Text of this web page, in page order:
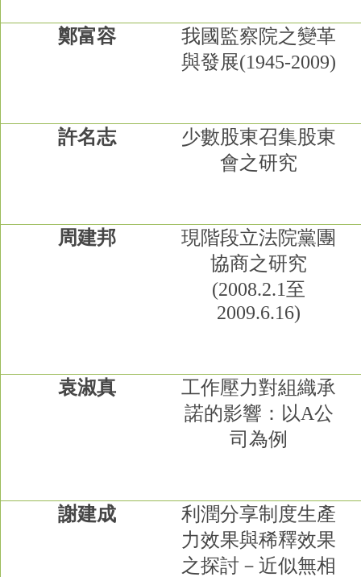
鄭富容
我國監察院之變革
與發展(1945-2009)
許名志
少數股東召集股東
會之研究
周建邦
現階段立法院黨團
協商之研究
(2008.2.1至
2009.6.16)
袁淑真
工作壓力對組織承
諾的影響：以A公
司為例
謝建成
利潤分享制度生產
力效果與稀釋效果
之探討－近似無相